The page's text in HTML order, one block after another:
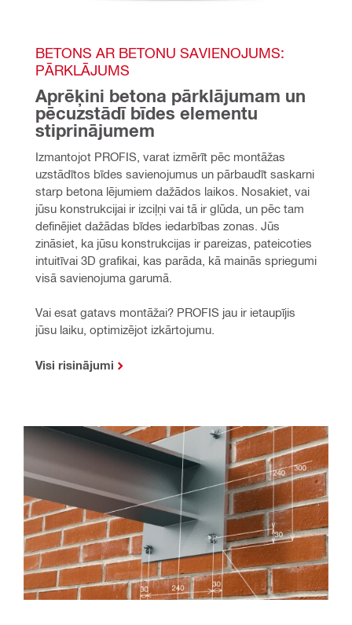
BETONS AR BETONU SAVIENOJUMS:
PĀRKLĀJUMS
Aprēķini betona pārklājumam un
pēcuzstādī bīdes elementu
stiprinājumem
Izmantojot PROFIS, varat izmērīt pēc montāžas
uzstādītos bīdes savienojumus un pārbaudīt saskarni
starp betona lējumiem dažādos laikos. Nosakiet, vai
jūsu konstrukcijai ir izciļņi vai tā ir glūda, un pēc tam
definējiet dažādas bīdes iedarbības zonas. Jūs
zināsiet, ka jūsu konstrukcijas ir pareizas, pateicoties
intuitīvai 3D grafikai, kas parāda, kā mainās spriegumi
visā savienojuma garumā.
Vai esat gatavs montāžai? PROFIS jau ir ietaupījis
jūsu laiku, optimizējot izkārtojumu.
Visi risinājumi